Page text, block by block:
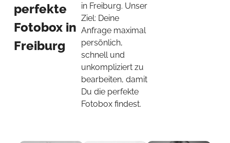
perfekte
Fotobox in
Freiburg
in Freiburg. Unser
Ziel: Deine
Anfrage maximal
persönlich,
schnell und
unkompliziert zu
bearbeiten, damit
Du die perfekte
Fotobox findest.